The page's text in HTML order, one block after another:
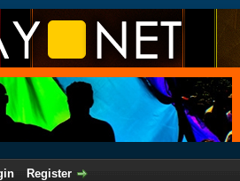
Register